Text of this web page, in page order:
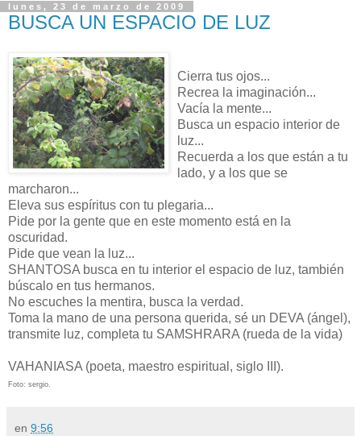
lunes, 23 de marzo de 2009
BUSCA UN ESPACIO DE LUZ
Cierra tus ojos...
Recrea la imaginación...
Vacía la mente...
Busca un espacio interior de
luz...
Recuerda a los que están a tu
lado, y a los que se
marcharon...
Eleva sus espíritus con tu plegaria...
Pide por la gente que en este momento está en la
oscuridad.
Pide que vean la luz...
SHANTOSA busca en tu interior el espacio de luz, también
búscalo en tus hermanos.
No escuches la mentira, busca la verdad.
Toma la mano de una persona querida, sé un DEVA (ángel),
transmite luz, completa tu SAMSHRARA (rueda de la vida)
VAHANIASA (poeta, maestro espiritual, siglo III).
Foto: sergio.
en 9:56